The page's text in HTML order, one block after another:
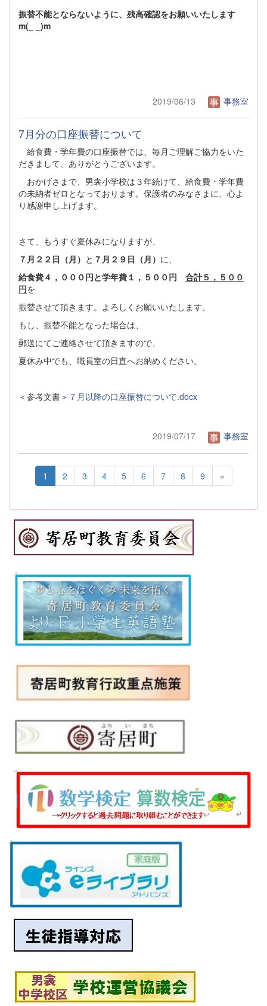
振替不能とならないように、残高確認をお願いいたします
m(_ _)m
2019/06/13 事務室
7月分の口座振替について
給食費・学年費の口座振替では、毎月ご理解ご協力をいた
だきまして、ありがとうございます。
おかげさまで、男衾小学校は３年続けて、給食費・学年費
の未納者ゼロとなっております。保護者のみなさまに、心よ
り感謝申し上げます。
さて、もうすぐ夏休みになりますが、
７月２２日（月） と ７月２９日（月） に、
給食費４，０００円と学年費１，５００円 合計５，５００
円を
振替させて頂きます。よろしくお願いいたします。
もし、振替不能となった場合は、
郵送にてご連絡させて頂きますので、
夏休み中でも、職員室の日直へお納めください。
＜参考文書＞ ７月以降の口座振替について.docx
2019/07/17 事務室
1 2 3 4 5 6 7 8 9 »